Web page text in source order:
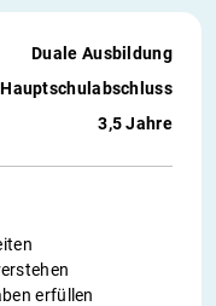
Duale Ausbildung
Hauptschulabschluss
3,5 Jahre
erfüllen